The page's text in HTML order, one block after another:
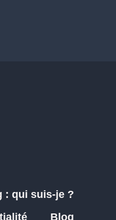
: qui suis-je ?
Blog